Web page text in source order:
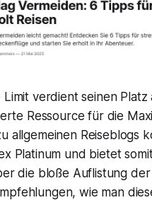
Limit verdient seinen
Ressource für die
allgemeinen Reiseblogs
Platinum und bietet
die bloße Auflistung
wie man